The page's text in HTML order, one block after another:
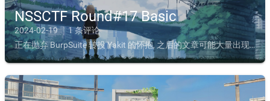
NSSCTF Round#17 Basic
2024-02-19 ｜1 条评论
正在抛弃 BurpSuite 转投 Yakit 的怀抱, 之后的文章可能大量出现 Yakit 语法网址: https://www.nssctf.cn/contest/316/真·签到打开可以发现...